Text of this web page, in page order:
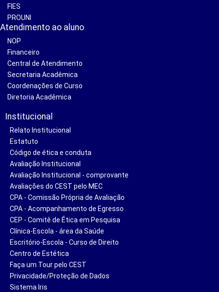
FIES
PROUNI
Atendimento ao aluno
NOP
Financeiro
Central de Atendimento
Secretaria Acadêmica
Coordenações de Curso
Diretoria Acadêmica
Institucional
Relato Institucional
Estatuto
Código de ética e conduta
Avaliação Institucional
Avaliação Institucional - comprovante
Avaliações do CEST pelo MEC
CPA - Comissão Própria de Avaliação
CPA - Acompanhamento de Egresso
CEP - Comitê de Ética em Pesquisa
Clínica-Escola - área da Saúde
Escritório-Escola - Curso de Direito
Centro de Estética
Faça um Tour pelo CEST
Privacidade/Proteção de Dados
Sistema Iris